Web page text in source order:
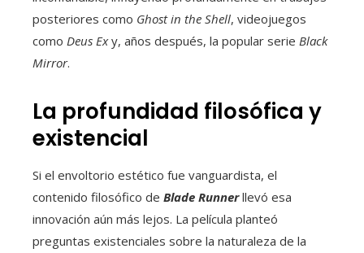
posteriores como Ghost in the Shell, videojuegos
como Deus Exy, años después, la popular serie Black
Mirror.
La profundidad filosófica y
existencial
Si el envoltorio estético fue vanguardista, el
contenido filosófico de Blade Runnerllevó esa
innovación aún más lejos. La película planteó
preguntas existenciales sobre la naturaleza de la